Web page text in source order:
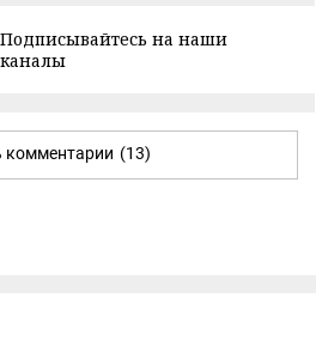
Подписывайтесь на наши
каналы
комментарии (13)